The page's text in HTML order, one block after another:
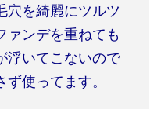
穴を綺麗にツルツ
ァンデを重ねても
浮いてこないので
使ってます。